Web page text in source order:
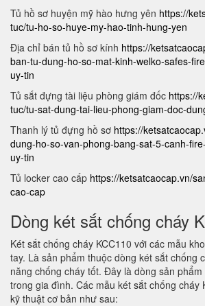
Tủ hồ sơ huyện mỹ hào hưng yên https://
tuc/tu-ho-so-huye-my-hao-tinh-hung-yen
Địa chỉ bán tủ hồ sơ kính https://
ban-tu-dung-ho-so-mat-kinh-welko-safes-
uy-tin
Tủ sắt đựng tài liệu phòng giám đốc https://
tuc/tu-sat-dung-tai-lieu-phong-giam-doc-
Thanh lý tủ đựng hồ sơ https://
dung-ho-so-van-phong-bang-sat-5-canh-
uy-tin
Tủ locker cao cấp https://ketsatcaocap.vn/
cao-cap
Dòng két sắt chống cháy
Két sắt chống cháy KCC110 với các mẫu
tay. Là sản phẩm thuộc dòng két sắt chống
năng chống cháy tốt. Đây là dòng sản
trong gia đình. Các mẫu két sắt chống cháy
kỹ thuật cơ bản như sau: